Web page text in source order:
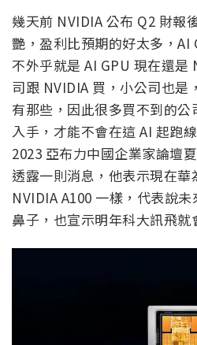
幾天前 NVIDIA 公布 Q2 財報
艷，盈利比預期的好太多，AI
不外乎就是 AI GPU 現在還是
司跟 NVIDIA 買，小公司也是
有那些，因此很多買不到的
入手，才能不會在這 AI 起跑
2023 亞布力中國企業家論壇
透露一則消息，他表示現在
NVIDIA A100 一樣，代表說
鼻子，也宣示明年科大訊飛就